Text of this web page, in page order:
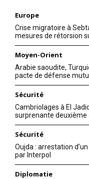
Europe
Crise migratoire à
mesures de rétorsion
Moyen-Orient
Arabie saoudite,
pacte de défense
Sécurité
Cambriolages à El
surprenante deuxième
Sécurité
Oujda : arrestation
par Interpol
Diplomatie